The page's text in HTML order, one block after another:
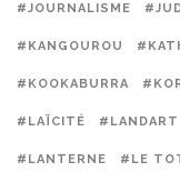
#JOURNALISME
#KANGOUROU
#KOOKABURRA
#LAÏCITÉ #LANDART
#LANTERNE #LE